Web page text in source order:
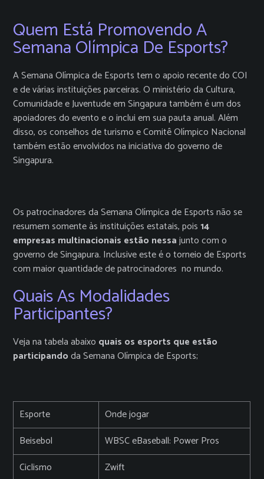
Quem Está Promovendo A
Semana Olímpica De Esports?
A Semana Olímpica de Esports tem o apoio recente do COI
e de várias instituições parceiras. O ministério da Cultura,
Comunidade e Juventude em Singapura também é um dos
apoiadores do evento e o inclui em sua pauta anual. Além
disso, os conselhos de turismo e Comitê Olímpico Nacional
também estão envolvidos na iniciativa do governo de
Singapura.
Os patrocinadores da Semana Olímpica de Esports não se
resumem somente às instituições estatais, pois14
empresas multinacionais estão nessajunto com o
governo de Singapura. Inclusive este é o torneio de Esports
com maior quantidade de patrocinadores no mundo.
Quais As Modalidades
Participantes?
Veja na tabela abaixo quais os esports que estão
participandoda Semana Olímpica de Esports;
Esporte
Onde jogar
Beisebol
WBSC eBaseball: Power Pros
Ciclismo
Zwift